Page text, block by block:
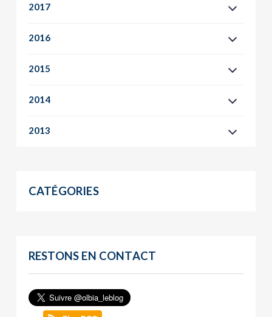
2017
2016
2015
2014
2013
CATÉGORIES
RESTONS EN CONTACT